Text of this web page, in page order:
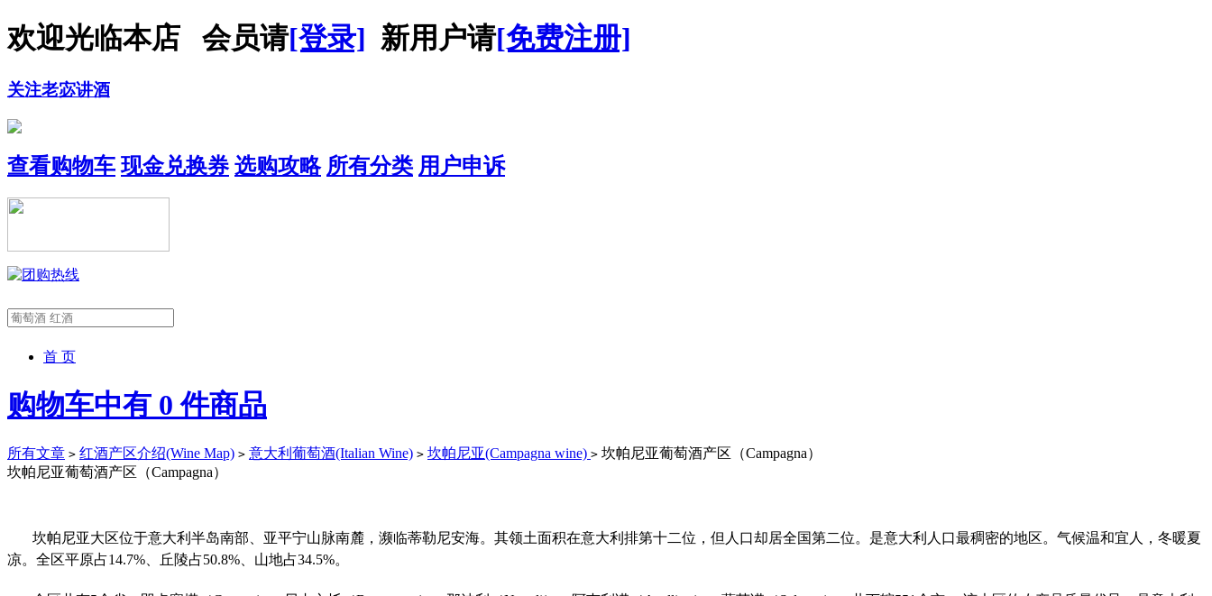
欢迎光临本店 会员请[登录] 新用户请[免费注册]
关注老宓讲酒
查看购物车 现金兑换券 选购攻略 所有分类 用户申诉
首 页
购物车中有 0 件商品
所有文章 > 红酒产区介绍(Wine Map) > 意大利葡萄酒(Italian Wine) > 坎帕尼亚(Campagna wine) > 坎帕尼亚葡萄酒产区（Campagna）
坎帕尼亚葡萄酒产区（Campagna）
坎帕尼亚大区位于意大利半岛南部、亚平宁山脉南麓，濒临蒂勒尼安海。其领土面积在意大利排第十二位，但人口却居全国第二位。是意大利人口最稠密的地区。气候温和宜人，冬暖夏
凉。全区平原占14.7%、丘陵占50.8%、山地占34.5%。